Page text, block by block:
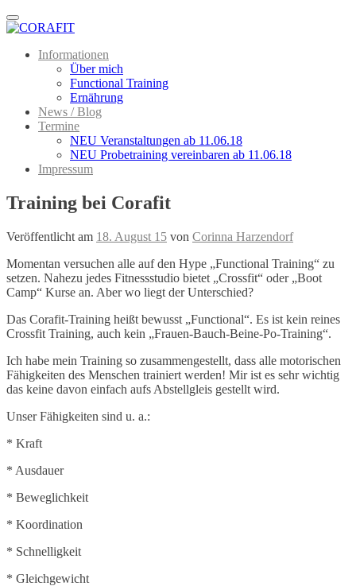
Menu
Informationen
Über mich
Functional Training
Ernährung
News / Blog
Termine
NEU Veranstaltungen ab 11.06.18
NEU Probetraining vereinbaren ab 11.06.18
Impressum
Training bei Corafit
Veröffentlicht am 18. August 15 von Corinna Harzendorf
Momentan versuchen alle auf den Hype „Functional Training“ zu
setzen. Nahezu jedes Fitnessstudio bietet „Crossfit“ oder „Boot
Camp“ Kurse an. Aber wo liegt der Unterschied?
Das Corafit-Training heißt bewusst „Functional“. Es ist kein reines
Crossfit Training, auch kein „Frauen-Bauch-Beine-Po-Training“.
Ich habe mein Training so zusammengestellt, dass alle motorischen
Fähigkeiten des Menschen trainiert werden! Mir ist es sehr wichtig
das keine davon einfach aufs Abstellgleis gestellt wird.
Unser Fähigkeiten sind u. a.:
* Kraft
* Ausdauer
* Beweglichkeit
* Koordination
* Schnelligkeit
* Gleichgewicht